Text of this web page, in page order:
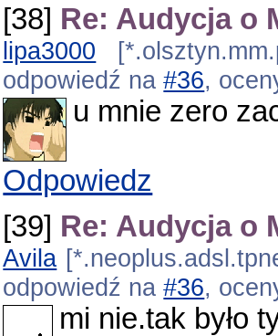
[38] Re: Audycja o
lipa3000
odpowiedź na#36,
u mnie zero
Odpowiedz
[39] Re: Audycja o
Avila
odpowiedź na#36,
mi nie.tak było